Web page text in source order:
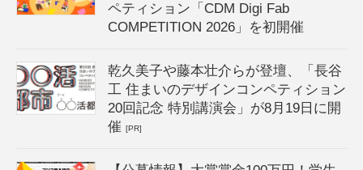
ペティション「CDM Digi Fab
COMPETITION 2026」を初開催
乾久美子や藤本壮介らが登壇、「長谷
工 住まいのデザインコンペティション
20回記念 特別講演会」が8月19日に開
催[PR]